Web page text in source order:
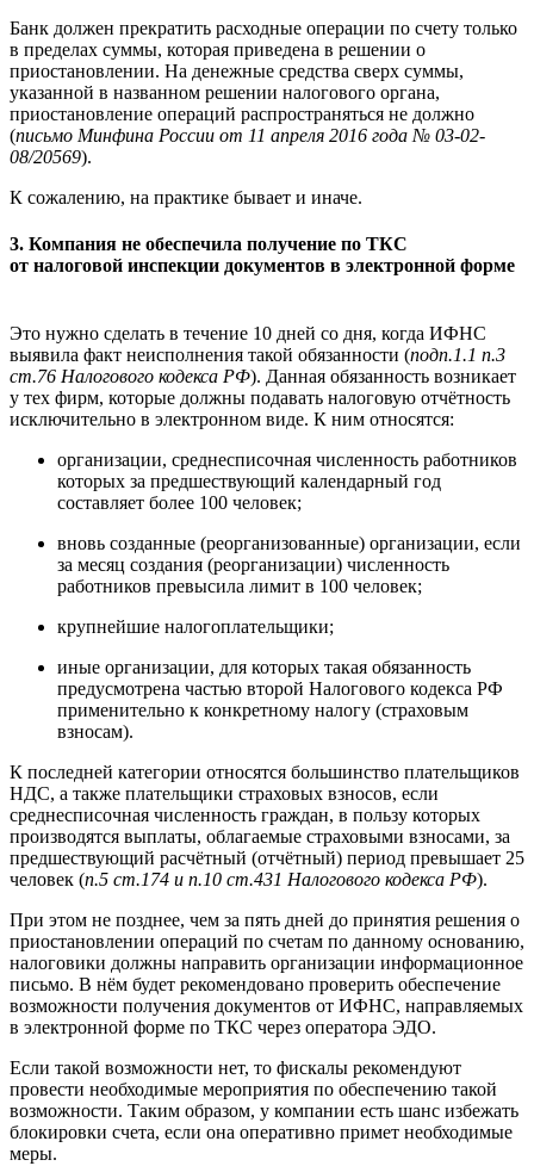
Банк должен прекратить расходные операции по счету только
в пределах суммы, которая приведена в решении о
приостановлении. На денежные средства сверх суммы,
указанной в названном решении налогового органа,
приостановление операций распространяться не должно
(письмо Минфина России от 11 апреля 2016 года № 03-02-
08/20569).
К сожалению, на практике бывает и иначе.
3. Компания не обеспечила получение по ТКС
от налоговой инспекции документов в электронной форме
Это нужно сделать в течение 10 дней со дня, когда ИФНС
выявила факт неисполнения такой обязанности (подп.1.1 п.3
ст.76 Налогового кодекса РФ). Данная обязанность возникает
у тех фирм, которые должны подавать налоговую отчётность
исключительно в электронном виде. К ним относятся:
организации, среднесписочная численность работников
которых за предшествующий календарный год
составляет более 100 человек;
вновь созданные (реорганизованные) организации, если
за месяц создания (реорганизации) численность
работников превысила лимит в 100 человек;
крупнейшие налогоплательщики;
иные организации, для которых такая обязанность
предусмотрена частью второй Налогового кодекса РФ
применительно к конкретному налогу (страховым
взносам).
К последней категории относятся большинство плательщиков
НДС, а также плательщики страховых взносов, если
среднесписочная численность граждан, в пользу которых
производятся выплаты, облагаемые страховыми взносами, за
предшествующий расчётный (отчётный) период превышает 25
человек (п.5 ст.174 и п.10 ст.431 Налогового кодекса РФ).
При этом не позднее, чем за пять дней до принятия решения о
приостановлении операций по счетам по данному основанию,
налоговики должны направить организации информационное
письмо. В нём будет рекомендовано проверить обеспечение
возможности получения документов от ИФНС, направляемых
в электронной форме по ТКС через оператора ЭДО.
Если такой возможности нет, то фискалы рекомендуют
провести необходимые мероприятия по обеспечению такой
возможности. Таким образом, у компании есть шанс избежать
блокировки счета, если она оперативно примет необходимые
меры.